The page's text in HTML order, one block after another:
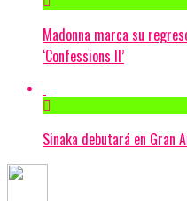
Madonna marca su
‘Confessions II’
Sinaka debutará en Gran